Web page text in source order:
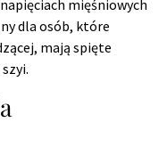
mięśniowych
dla osób, które
mają spięte